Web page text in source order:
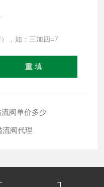
，如：三加四=7
阀单价多少
流阀代理